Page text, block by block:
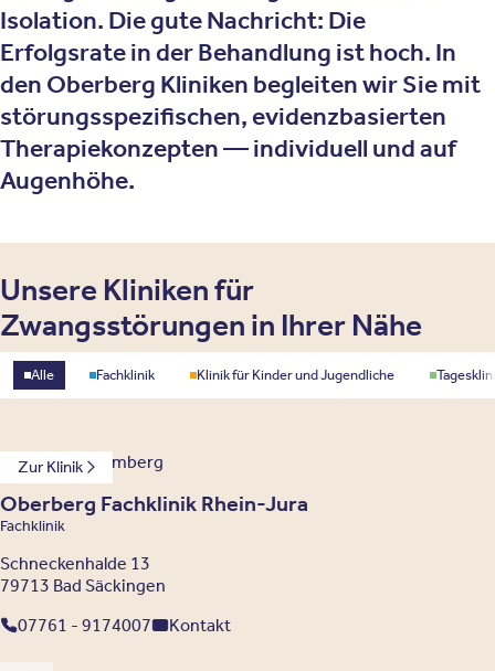
Isolation. Die gute Nachricht: Die
Erfolgsrate in der Behandlung ist hoch. In
den Oberberg Kliniken begleiten wir Sie mit
störungsspezifischen, evidenzbasierten
Therapiekonzepten — individuell und auf
Augenhöhe.
Unsere Kliniken für
Zwangsstörungen in Ihrer Nähe
Standorttyp
Alle Fachklinik Klinik für Kinder und Jugendliche
Zur Klinik
Baden-Württemberg
Oberberg Fachklinik Rhein-Jura
Fachklinik
Schneckenhalde 13
79713 Bad Säckingen
07761 - 9174007
Kontakt